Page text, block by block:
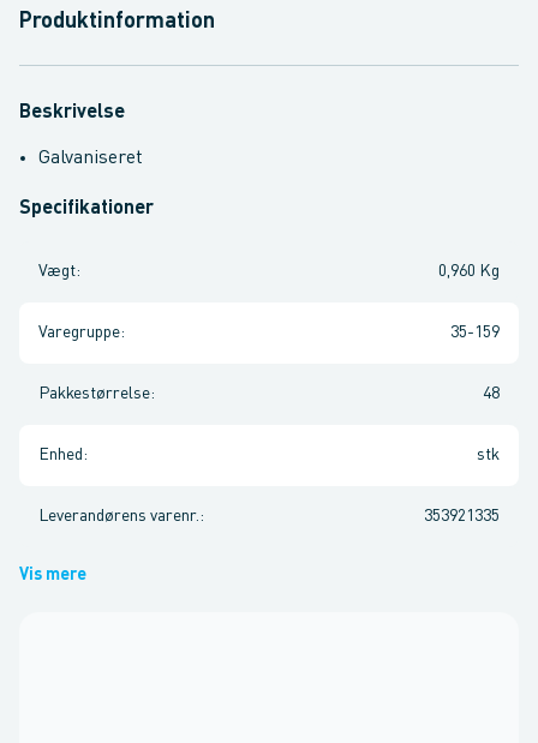
Produktinformation
Beskrivelse
Galvaniseret
Specifikationer
Vægt: 0,960 Kg
Varegruppe: 35-159
Pakkestørrelse: 48
Enhed : stk
Leverandørens varenr. : 353921335
Vis mere